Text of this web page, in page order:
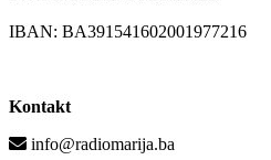
IBAN: BA391541602001977216
Kontakt
info@radiomarija.ba